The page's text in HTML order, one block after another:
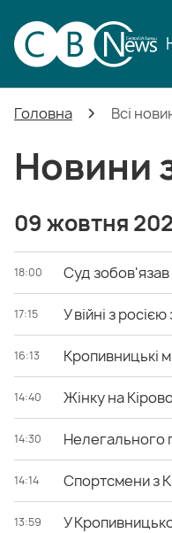
Головна Всі
Новини
09 жовтня
18:00 Суд зобов'язав
17:15 У війні з
16:13 Кропивницькі
14:40 Жінку на
14:30 Нелегального
14:14 Спортсмени з
13:59 У